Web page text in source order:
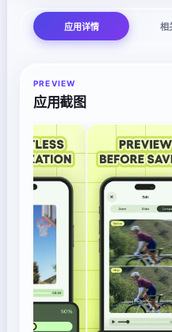
应用详情 相
PREVIEW
应用截图